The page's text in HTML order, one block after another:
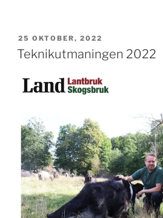
PUBLICERAT
25 OKTOBER, 2022
Teknikutmaningen 2022